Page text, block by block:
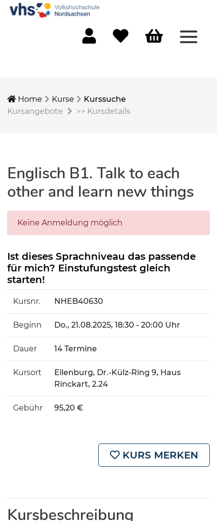
Home Kurse
Kurssuche
Kursangebote
>> Kursdetails
Englisch B1. Talk to each
other and learn new things
Keine Anmeldung möglich
Ist dieses Sprachniveau das passende
für mich? Einstufungstest gleich
starten!
Kursnr. NHEB40630
Beginn Do., 21.08.2025, 18:30 - 20:00 Uhr
Dauer 14 Termine
Kursort
Eilenburg, Dr.-Külz-Ring 9, Haus
Rinckart, 2.24
Gebühr 95,20 €
KURS MERKEN
Kursbeschreibung